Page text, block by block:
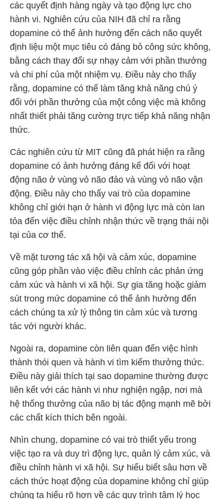
các quyết định hàng ngày và tạo động lực cho
hành vi. Nghiên cứu của NIH​ ​ đã chỉ ra rằng
dopamine có thể ảnh hưởng đến cách não quyết
định liệu một mục tiêu có đáng bỏ công sức không,
bằng cách thay đổi sự nhạy cảm với phần thưởng
và chi phí của một nhiệm vụ. Điều này cho thấy
rằng, dopamine có thể làm tăng khả năng chú ý
đối với phần thưởng của một công việc mà không
nhất thiết phải tăng cường trực tiếp khả năng nhận
thức.
Các nghiên cứu từ MIT​ ​ cũng đã phát hiện ra rằng
dopamine có ảnh hưởng đáng kể đối với hoạt
động não ở vùng vỏ não đảo và vùng vỏ não vận
động. Điều này cho thấy vai trò của dopamine
không chỉ giới hạn ở hành vi động lực mà còn lan
tỏa đến việc điều chỉnh nhận thức về trạng thái nội
tại của cơ thể.
Về mặt tương tác xã hội và cảm xúc, dopamine
cũng góp phần vào việc điều chỉnh các phản ứng
cảm xúc và hành vi xã hội. Sự gia tăng hoặc giảm
sút trong mức dopamine có thể ảnh hưởng đến
cách chúng ta xử lý thông tin cảm xúc và tương
tác với người khác.
Ngoài ra, dopamine còn liên quan đến việc hình
thành thói quen và hành vi tìm kiếm thưởng thức.
Điều này giải thích tại sao dopamine thường được
liên kết với các hành vi như nghiện ngập, nơi mà
hệ thống thưởng của não bị tác động mạnh mẽ bởi
các chất kích thích bên ngoài.
Nhìn chung, dopamine có vai trò thiết yếu trong
việc tạo ra và duy trì động lực, quản lý cảm xúc, và
điều chỉnh hành vi xã hội. Sự hiểu biết sâu hơn về
cách thức hoạt động của dopamine không chỉ giúp
chúng ta hiểu rõ hơn về các quy trình tâm lý học